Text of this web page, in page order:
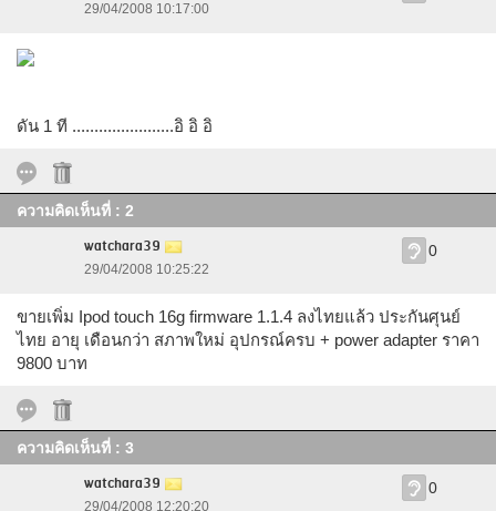
29/04/2008 10:17:00
ดัน 1 ที .......................อิ อิ อิ
ความคิดเห็นที่ : 2
watchara39
29/04/2008 10:25:22
0
ขายเพิ่ม Ipod touch 16g firmware 1.1.4 ลงไทยแล้ว ประกันศุนย์
ไทย อายุ เดือนกว่า สภาพใหม่ อุปกรณ์ครบ + power adapter ราคา
9800 บาท
ความคิดเห็นที่ : 3
watchara39
29/04/2008 12:20:20
0